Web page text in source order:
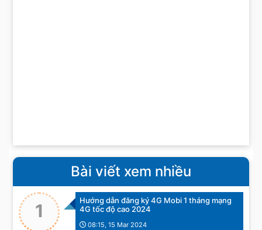
Bài viết xem nhiều
1
Hướng dẫn đăng ký 4G Mobi 1 tháng mạng
4G tốc độ cao 2024
08:15, 15 Mar 2024